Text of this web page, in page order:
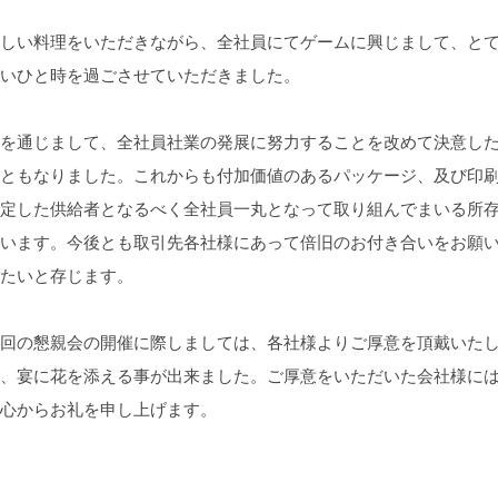
い料理をいただきながら、全社員にてゲームに興じまして、と
ひと時を過ごさせていただきました。
じまして、全社員社業の発展に努力することを改めて決意し
もなりました。これからも付加価値のあるパッケージ、及び印
した供給者となるべく全社員一丸となって取り組んでまいる所
ます。今後とも取引先各社様にあって倍旧のお付き合いをお願
いと存じます。
懇親会の開催に際しましては、各社様よりご厚意を頂戴いた
宴に花を添える事が出来ました。ご厚意をいただいた会社様に
からお礼を申し上げます。